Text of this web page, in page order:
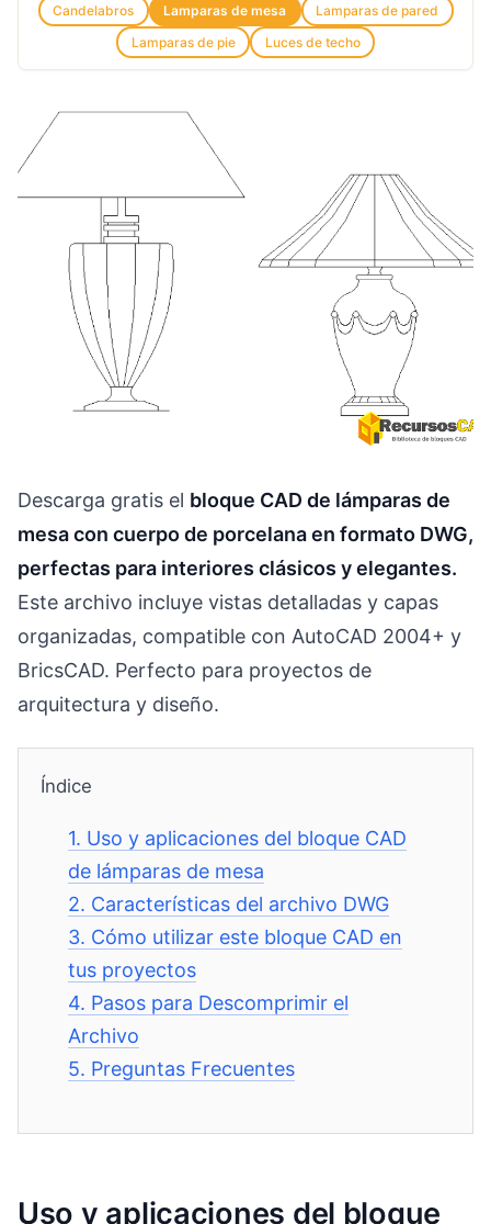
Candelabros Lamparas de mesa
Lamparas de pared
Lamparas de pie
Luces de techo
Descarga gratis el bloque CAD de lámparas de
mesa con cuerpo de porcelana en formato DWG,
perfectas para interiores clásicos y elegantes.
Este archivo incluye vistas detalladas y capas
organizadas, compatible con AutoCAD 2004+ y
BricsCAD. Perfecto para proyectos de
arquitectura y diseño.
Índice
1. Uso y aplicaciones del bloque CAD
de lámparas de mesa
2. Características del archivo DWG
3. Cómo utilizar este bloque CAD en
tus proyectos
4. Pasos para Descomprimir el
Archivo
5. Preguntas Frecuentes
Uso y aplicaciones del bloque